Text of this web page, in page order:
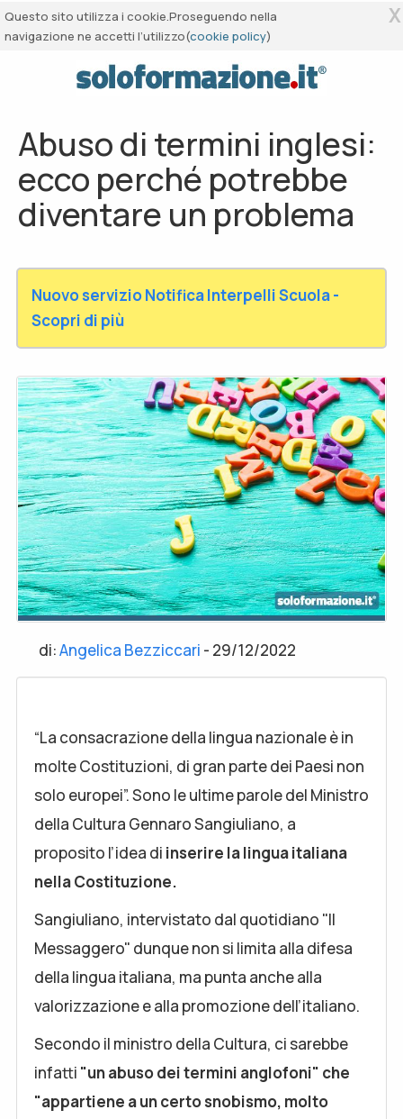
Questo sito utilizza i cookie.Proseguendo nella
navigazione ne accetti l’utilizzo(cookie policy)
X
Abuso di termini inglesi:
ecco perché potrebbe
diventare un problema
Nuovo servizio Notifica Interpelli Scuola -
Scopri di più
di:Angelica Bezziccari - 29/12/2022
“La consacrazione della lingua nazionale è in
molte Costituzioni, di gran parte dei Paesi non
solo europei”. Sono le ultime parole del Ministro
della Cultura Gennaro Sangiuliano, a
proposito l’idea di inserire la lingua italiana
nella Costituzione.
Sangiuliano, intervistato dal quotidiano "Il
Messaggero" dunque non si limita alla difesa
della lingua italiana, ma punta anche alla
valorizzazione e alla promozione dell’italiano.
Secondo il ministro della Cultura, ci sarebbe
infatti "un abuso dei termini anglofoni" che
"appartiene a un certo snobismo, molto